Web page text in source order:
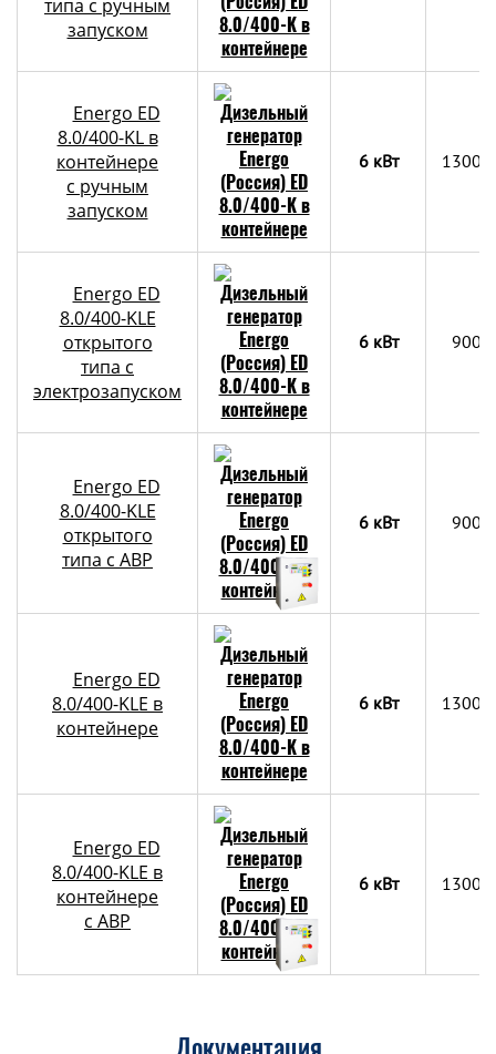
типа с ручным
запуском
Energo ED
8.0/400-KL в
контейнере
с ручным
запуском
6 кВт
Energo ED
8.0/400-KLE
открытого
типа с
электрозапуском
6 кВт
Energo ED
8.0/400-KLE
открытого
типа с АВР
6 кВт
Energo ED
8.0/400-KLE в
контейнере
6 кВт
Energo ED
8.0/400-KLE в
контейнере
c АВР
6 кВт